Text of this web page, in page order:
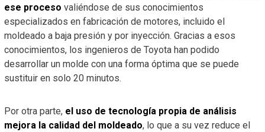
ese proceso valiéndose de sus conocimientos
especializados en fabricación de motores, incluido el
moldeado a baja presión y por inyección. Gracias a esos
conocimientos, los ingenieros de Toyota han podido
desarrollar un molde con una forma óptima que se puede
sustituir en solo 20 minutos.
Por otra parte, el uso de tecnología propia de análisis
mejora la calidad del moldeado, lo que a su vez reduce el